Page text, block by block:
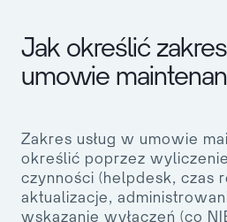
Jak określić
umowie
Zakres usług w umowie
określić poprzez
czynności (helpdesk, czas
aktualizacje,
wskazanie wyłączeń (co